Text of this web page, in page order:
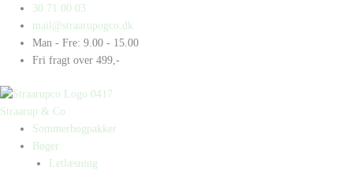
indholdet
30 71 00 03
mail@straarupogco.dk
Man - Fre: 9.00 - 15.00
Fri fragt over 499,-
Straarup & Co
Sommerbogpakker
Bøger
Letlæsning
Products
search
Products
search